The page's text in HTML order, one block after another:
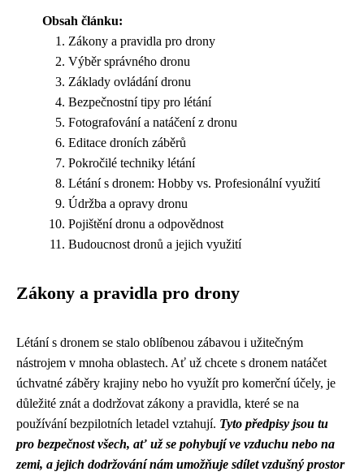
Obsah článku:
Zákony a pravidla pro drony
Výběr správného dronu
Základy ovládání dronu
Bezpečnostní tipy pro létání
Fotografování a natáčení z dronu
Editace droních záběrů
Pokročilé techniky létání
Létání s dronem: Hobby vs. Profesionální využití
Údržba a opravy dronu
Pojištění dronu a odpovědnost
Budoucnost dronů a jejich využití
Zákony a pravidla pro drony
Létání s dronem se stalo oblíbenou zábavou i užitečným
nástrojem v mnoha oblastech. Ať už chcete s dronem natáčet
úchvatné záběry krajiny nebo ho využít pro komerční účely, je
důležité znát a dodržovat zákony a pravidla, které se na
používání bezpilotních letadel vztahují. Tyto předpisy jsou tu
pro bezpečnost všech, ať už se pohybují ve vzduchu nebo na
zemi, a jejich dodržování nám umožňuje sdílet vzdušný prostor